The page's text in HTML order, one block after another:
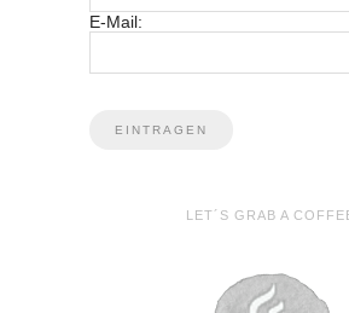
E-Mail:
LET´S GRAB A